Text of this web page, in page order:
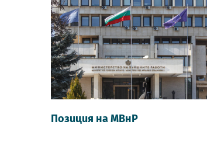
Позиция на МВнР